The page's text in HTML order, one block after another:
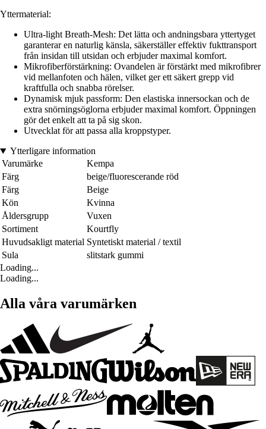
Yttermaterial:
Ultra-light Breath-Mesh: Det lätta och andningsbara yttertyget
garanterar en naturlig känsla, säkerställer effektiv fukttransport
från insidan till utsidan och erbjuder maximal komfort.
Mikrofiberförstärkning: Ovandelen är förstärkt med mikrofibrer
vid mellanfoten och hälen, vilket ger ett säkert grepp vid
kraftfulla och snabba rörelser.
Dynamisk mjuk passform: Den elastiska innersockan och de
extra snörningsöglorna erbjuder maximal komfort. Öppningen
gör det enkelt att ta på sig skon.
Utvecklat för att passa alla kroppstyper.
Ytterligare information
Varumärke
Kempa
Färg
beige/fluorescerande röd
Färg
Beige
Kön
Kvinna
Åldersgrupp
Vuxen
Sortiment
Kourtfly
Huvudsakligt material Syntetiskt material / textil
Sula
slitstark gummi
Loading...
Loading...
Alla våra varumärken